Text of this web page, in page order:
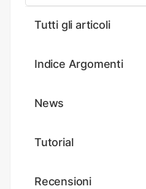
Tutti gli articoli
Indice Argomenti
News
Tutorial
Recensioni